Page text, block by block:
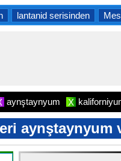
lantanid serisinden
aynştaynyum X
aynştaynyum